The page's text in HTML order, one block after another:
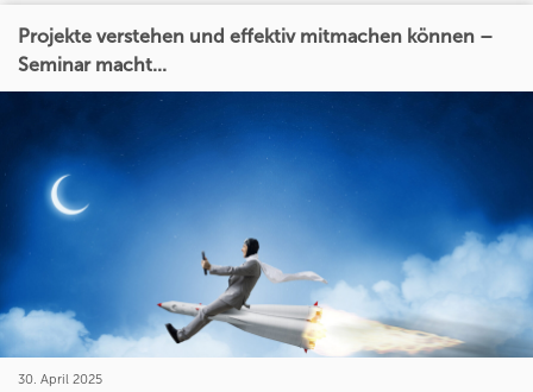
Projekte verstehen und effektiv mitmachen können –
Seminar macht...
30. April 2025